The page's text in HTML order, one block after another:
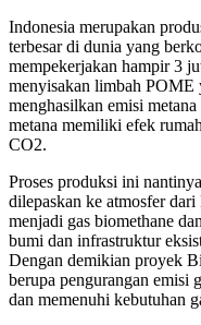
Indonesia merupakan
terbesar di dunia yang
mempekerjakan hampir 3
menyisakan limbah POME
menghasilkan emisi
metana memiliki efek
CO2.
Proses produksi ini
dilepaskan ke atmosfer
menjadi gas biomethane
bumi dan infrastruktur
Dengan demikian proyek
berupa pengurangan emisi
dan memenuhi kebutuhan